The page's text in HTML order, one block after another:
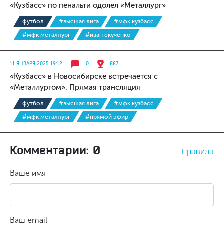
«Кузбасс» по пенальти одолел «Металлург»
футбол #высшая лига
#мфк кузбасс
#мфк металлург
#иван скученко
11 ЯНВАРЯ 2025 19:12 0 887
«Кузбасс» в Новосибирске встречается с
«Металлургом». Прямая трансляция
футбол #высшая лига
#мфк кузбасс
#мфк металлург
#прямой эфир
Комментарии: 0 Правила
Ваше имя
Ваш email